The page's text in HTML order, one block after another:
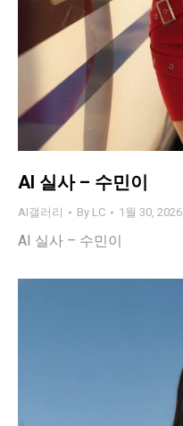
AI 실사 – 수민이
AI갤러리 By LC 1월 30, 2026
AI 실사 – 수민이